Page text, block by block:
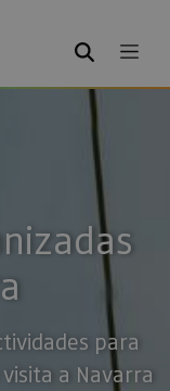
BUSCAR
para
a Navarra